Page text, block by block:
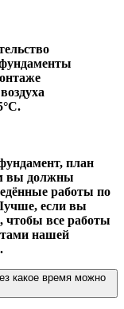
план
вы должны
работы по
если вы
чтобы все работы
нашей
какое время можно